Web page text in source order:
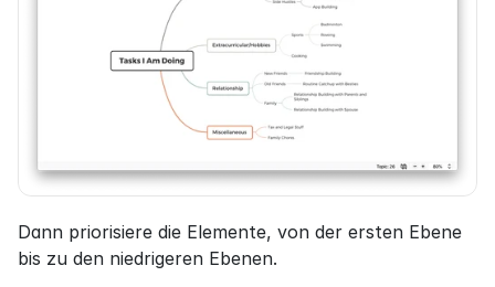
Dann priorisiere die Elemente, von der ersten Ebene
bis zu den niedrigeren Ebenen.